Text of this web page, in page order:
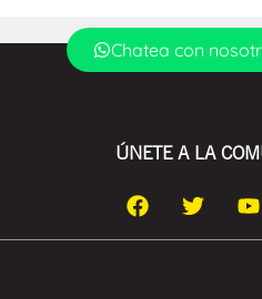
Chatea con
ÚNETE A LA